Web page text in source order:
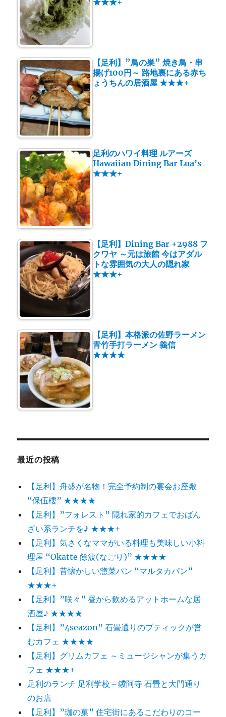
★★★+
【足利】”鳥の巣” 焼き鳥・串
揚げ100円～ 路地裏にある赤ち
ょうちんの居酒屋 ★★★+
足利のハワイ料理 ルアーズ
Hawaiian Dining Bar Lua’s
★★★+
【足利】Dining Bar +2988 フ
クワヤ ～元は旅館 今はアダル
トな雰囲気の大人の隠れ家
★★★+
【足利】本格派の佐野ラーメン
青竹手打ラーメン 義信
★★★★
最近の投稿
【足利】舟盛が名物！完全予約制の宴会お座敷
“保伍樓” ★★★★
【足利】”フォレスト” 隠れ家的カフェでおばん
ざい系ランチを♪ ★★★+
【足利】気さくなママがいる料理も美味しい小料
理屋 “Okatte 餘波(なごり)” ★★★★
【足利】昔懐かしい惣菜パン “マルタカパン”
★★★+
【足利】”咲々” 昼から飲めるアットホームな居
酒屋♪ ★★★★
【足利】”4seazon” 石畳通りのブティックが営
むカフェ ★★★★
【足利】グリムカフェ ～ミュージシャンが集うカ
フェ ★★★+
足利のランチ 足利学校～鑁阿寺 石畳と大門通り
のお店
【足利】”珈の菓” 住宅街にあるこだわりのコー